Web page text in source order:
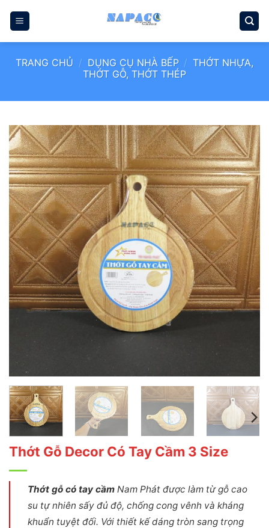
qua
TRANG CHỦ / DỤNG CỤ NHÀ BẾP / THỚT NHỰA,
THỚT GỖ, THỚT THÉP
Thớt Gỗ Decor Có Tay Cầm 3 Size
Thớt gỗ có tay cầmNam Phát được làm từ gỗ cao
su tự nhiên sấy đủ độ, chống cong vênh và kháng
khuẩn tuyệt đối. Với thiết kế dáng tròn sang trọng